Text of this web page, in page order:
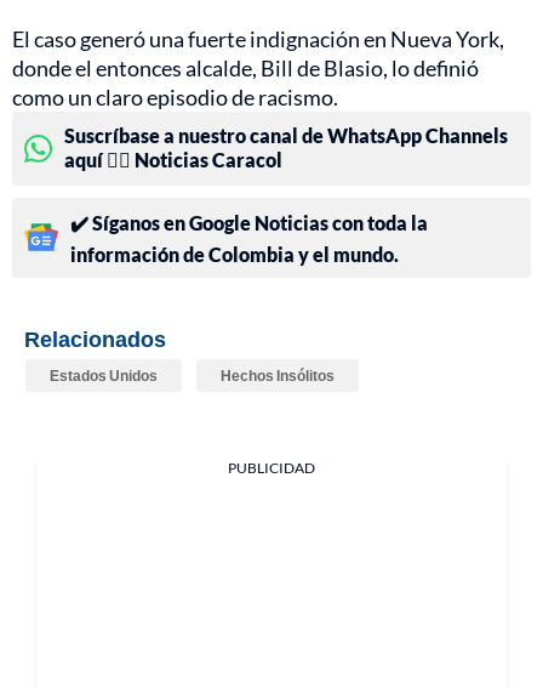
El caso generó una fuerte indignación en Nueva York,
donde el entonces alcalde, Bill de Blasio, lo definió
como un claro episodio de racismo.
Suscríbase a nuestro canal de WhatsApp Channels
aquí 👉🏻 Noticias Caracol
✔️ Síganos en Google Noticias con toda la
información de Colombia y el mundo.
Relacionados
Estados Unidos Hechos Insólitos
PUBLICIDAD